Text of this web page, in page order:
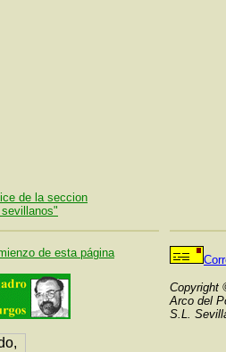
de la seccion
de esta página
Copyright
Arco del
S.L.